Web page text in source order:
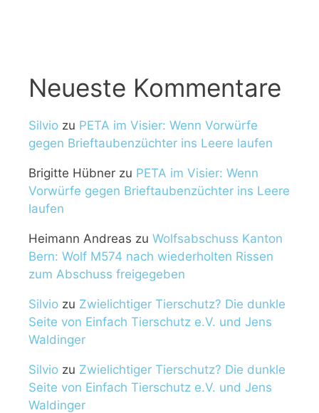
Neueste Kommentare
Silvio zu PETA im Visier: Wenn Vorwürfe
gegen Brieftaubenzüchter ins Leere laufen
Brigitte Hübner zu PETA im Visier: Wenn
Vorwürfe gegen Brieftaubenzüchter ins Leere
laufen
Heimann Andreas zu Wolfsabschuss Kanton
Bern: Wolf M574 nach wiederholten Rissen
zum Abschuss freigegeben
Silvio zu Zwielichtiger Tierschutz? Die dunkle
Seite von Einfach Tierschutz e.V. und Jens
Waldinger
Silvio zu Zwielichtiger Tierschutz? Die dunkle
Seite von Einfach Tierschutz e.V. und Jens
Waldinger